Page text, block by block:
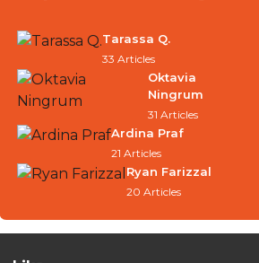
Tarassa Q.
33 Articles
Oktavia
Ningrum
31 Articles
Ardina Praf
21 Articles
Ryan Farizzal
20 Articles